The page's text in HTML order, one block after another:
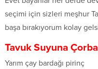
seçimi için sizleri meşhur
başa bırakıyorum kolay
Tavuk Suyuna
Yarım çay bardağı pirinç